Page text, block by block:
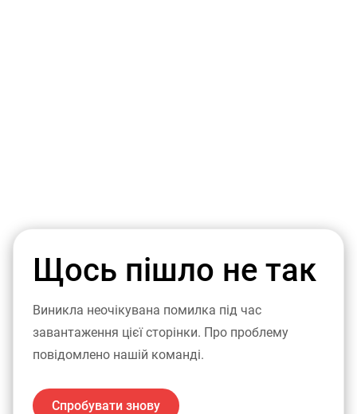
Щось пішло не так
Виникла неочікувана помилка під час
завантаження цієї сторінки. Про проблему
повідомлено нашій команді.
Спробувати знову